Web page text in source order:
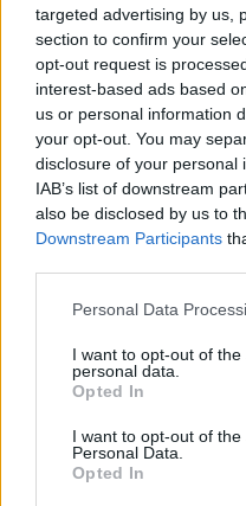
targeted advertising by us,
section to confirm your
opt-out request is
interest-based ads based
us or personal information
your opt-out. You may
disclosure of your personal
IAB’s list of downstream
also be disclosed by us to
Downstream Participants
Personal Data
I want to opt-out of
personal data.
Opted In
I want to opt-out of the
Personal Data.
Opted In
Θέσεις εργασίας